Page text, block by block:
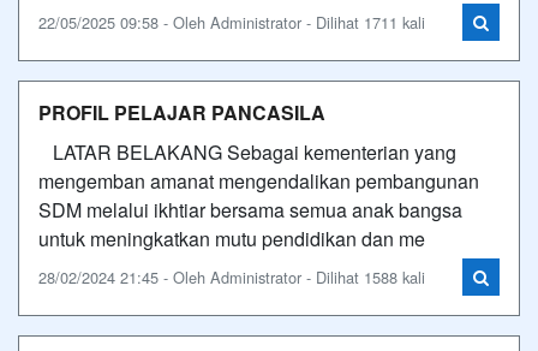
22/05/2025 09:58 - Oleh Administrator - Dilihat 1711 kali
PROFIL PELAJAR PANCASILA
LATAR BELAKANG Sebagai kementerian yang
mengemban amanat mengendalikan pembangunan
SDM melalui ikhtiar bersama semua anak bangsa
untuk meningkatkan mutu pendidikan dan me
28/02/2024 21:45 - Oleh Administrator - Dilihat 1588 kali